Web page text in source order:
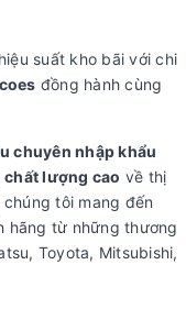
suất kho bãi với chi
đồng hành cùng
chuyên nhập khẩu
chất lượng cao về thị
tôi mang đến
hãng từ những thương
Toyota, Mitsubishi,